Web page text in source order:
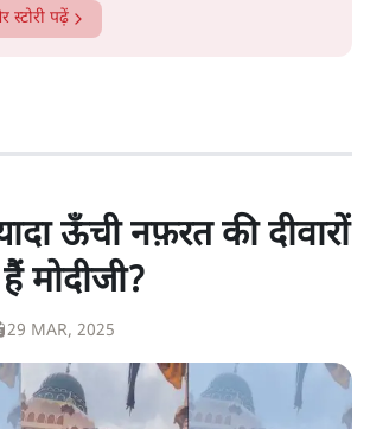
पढ़ें
ऊँची नफ़रत की दीवारों
मोदीजी?
29 MAR, 2025